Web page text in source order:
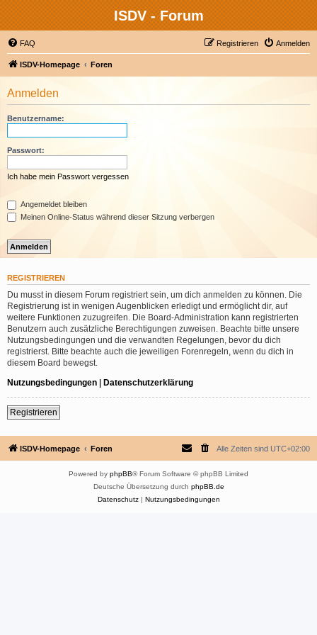
ISDV - Forum
FAQ Anmelden
Registrieren
ISDV-Homepage Foren
Anmelden
Benutzername:
Passwort:
Ich habe mein Passwort vergessen
Angemeldet bleiben
Meinen Online-Status während dieser Sitzung verbergen
REGISTRIEREN
Du musst in diesem Forum registriert sein, um dich anmelden zu können. Die
Registrierung ist in wenigen Augenblicken erledigt und ermöglicht dir, auf
weitere Funktionen zuzugreifen. Die Board-Administration kann registrierten
Benutzern auch zusätzliche Berechtigungen zuweisen. Beachte bitte unsere
Nutzungsbedingungen und die verwandten Regelungen, bevor du dich
registrierst. Bitte beachte auch die jeweiligen Forenregeln, wenn du dich in
diesem Board bewegst.
Nutzungsbedingungen | Datenschutzerklärung
Registrieren
ISDV-Homepage Foren Alle Zeiten sind UTC+02:00
Powered by phpBB® Forum Software © phpBB Limited
Deutsche Übersetzung durch phpBB.de
Datenschutz| Nutzungsbedingungen